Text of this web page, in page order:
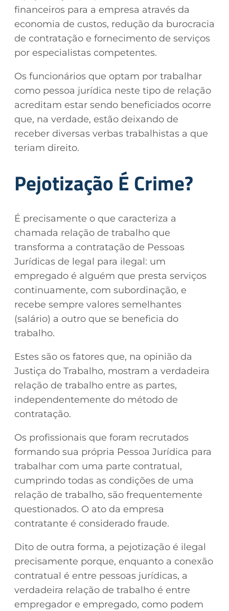
financeiros para a empresa através da
economia de custos, redução da burocracia
de contratação e fornecimento de serviços
por especialistas competentes.
Os funcionários que optam por trabalhar
como pessoa jurídica neste tipo de relação
acreditam estar sendo beneficiados ocorre
que, na verdade, estão deixando de
receber diversas verbas trabalhistas a que
teriam direito.
Pejotização É Crime?
É precisamente o que caracteriza a
chamada relação de trabalho que
transforma a contratação de Pessoas
Jurídicas de legal para ilegal: um
empregado é alguém que presta serviços
continuamente, com subordinação, e
recebe sempre valores semelhantes
(salário) a outro que se beneficia do
trabalho.
Estes são os fatores que, na opinião da
Justiça do Trabalho, mostram a verdadeira
relação de trabalho entre as partes,
independentemente do método de
contratação.
Os profissionais que foram recrutados
formando sua própria Pessoa Jurídica para
trabalhar com uma parte contratual,
cumprindo todas as condições de uma
relação de trabalho, são frequentemente
questionados. O ato da empresa
contratante é considerado fraude.
Dito de outra forma, a pejotização é ilegal
precisamente porque, enquanto a conexão
contratual é entre pessoas jurídicas, a
verdadeira relação de trabalho é entre
empregador e empregado, como podem